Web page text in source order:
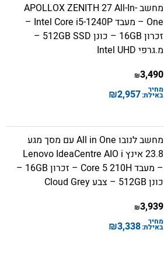
מחשב APOLLOX ZENITH 27 All-In-
One – מעבד Intel Core i5-1240P –
זכרון 16GB – כונן 512GB SSD –
מ.גרפי Intel UHD
3,490
₪
מחיר
באילת:2,957
₪
מחשב לנובו All in One עם מסך מגע
23.8 אינץ Lenovo IdeaCentre AIO i
– מעבד Core 5 210H – זכרון 16GB –
כונן 512GB – צבע Cloud Grey
3,939
₪
מחיר
באילת:3,338
₪